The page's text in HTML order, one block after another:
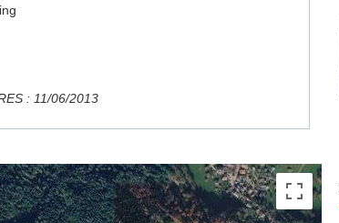
: 11/06/2013